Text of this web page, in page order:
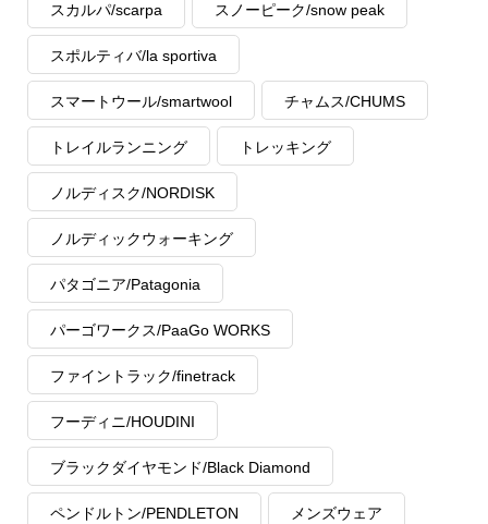
スカルパ/scarpa スノーピーク/snow peak
スポルティバ/la sportiva
スマートウール/smartwool チャムス/CHUMS
トレイルランニング トレッキング
ノルディスク/NORDISK
ノルディックウォーキング
パタゴニア/Patagonia
パーゴワークス/PaaGo WORKS
ファイントラック/finetrack
フーディニ/HOUDINI
ブラックダイヤモンド/Black Diamond
ペンドルトン/PENDLETON メンズウェア